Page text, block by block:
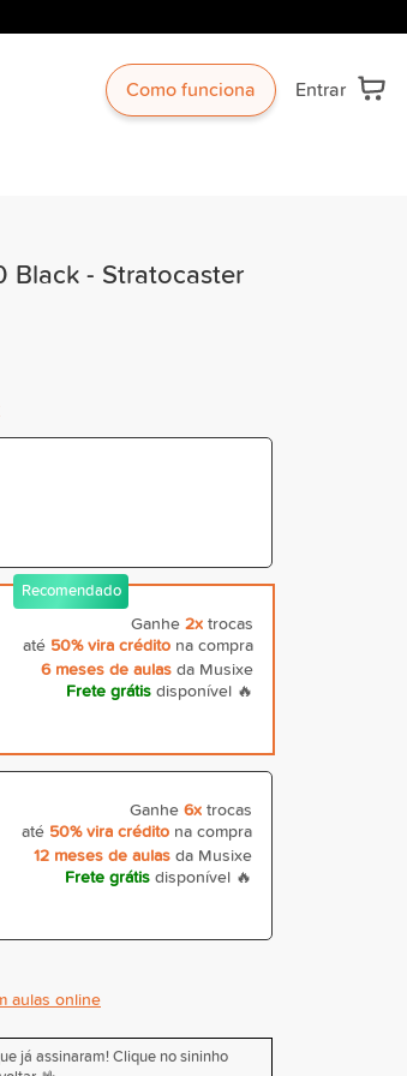
Como funciona Entrar
Black - Stratocaster
Recomendado
Ganhe 2x trocas
até 50% vira crédito na compra
6 meses de aulas da Musixe
Frete grátis disponível 🔥
Ganhe 6x trocas
até 50% vira crédito na compra
12 meses de aulas da Musixe
Frete grátis disponível 🔥
aulas online
já assinaram! Clique no sininho